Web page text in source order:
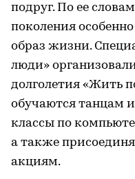
подруг. По ее
поколения
образ жизни.
люди»
долголетия «Жить
обучаются танцам
классы по
а также
акциям.